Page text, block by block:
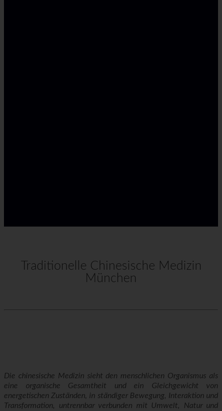
Traditionelle Chinesische Medizin
München
Die chinesische Medizin sieht den menschlichen Organismus als
eine organische Gesamtheit und ein Gleichgewicht von
energetischen Zuständen, in ständiger Bewegung, Interaktion und
Transformation, untrennbar verbunden mit Umwelt, Natur und